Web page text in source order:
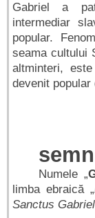
Gabriel a
intermediar
popular.
seama cultului
altminteri,
devenit
Numele „
limba ebraică „
Sanctus Gabriel